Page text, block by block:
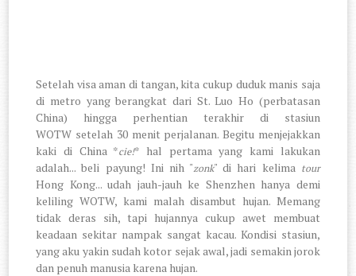
Setelah visa aman di tangan, kita cukup duduk manis saja
di metro yang berangkat dari St. Luo Ho (perbatasan
China) hingga perhentian terakhir di stasiun
WOTW setelah 30 menit perjalanan. Begitu menjejakkan
kaki di China *cie!* hal pertama yang kami lakukan
adalah... beli payung! Ini nih "zonk" di hari kelima tour
Hong Kong... udah jauh-jauh ke Shenzhen hanya demi
keliling WOTW, kami malah disambut hujan. Memang
tidak deras sih, tapi hujannya cukup awet membuat
keadaan sekitar nampak sangat kacau. Kondisi stasiun,
yang aku yakin sudah kotor sejak awal, jadi semakin jorok
dan penuh manusia karena hujan.